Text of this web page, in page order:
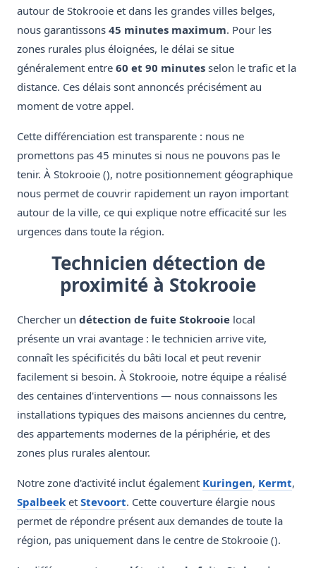
autour de Stokrooie et dans les grandes villes belges,
nous garantissons 45 minutes maximum. Pour les
zones rurales plus éloignées, le délai se situe
généralement entre 60 et 90 minutes selon le trafic et la
distance. Ces délais sont annoncés précisément au
moment de votre appel.
Cette différenciation est transparente : nous ne
promettons pas 45 minutes si nous ne pouvons pas le
tenir. À Stokrooie (), notre positionnement géographique
nous permet de couvrir rapidement un rayon important
autour de la ville, ce qui explique notre efficacité sur les
urgences dans toute la région.
Technicien détection de
proximité à Stokrooie
Chercher un détection de fuite Stokrooie local
présente un vrai avantage : le technicien arrive vite,
connaît les spécificités du bâti local et peut revenir
facilement si besoin. À Stokrooie, notre équipe a réalisé
des centaines d'interventions — nous connaissons les
installations typiques des maisons anciennes du centre,
des appartements modernes de la périphérie, et des
zones plus rurales alentour.
Notre zone d'activité inclut également Kuringen, Kermt,
Spalbeek et Stevoort. Cette couverture élargie nous
permet de répondre présent aux demandes de toute la
région, pas uniquement dans le centre de Stokrooie ().